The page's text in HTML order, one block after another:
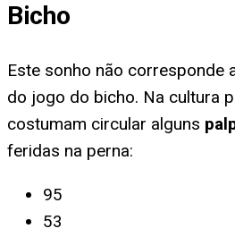
Bicho
Este sonho não corresponde
do jogo do bicho. Na cultura
costumam circular alguns
feridas na perna:
95
53